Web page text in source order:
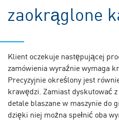
zaokrąglone
Klient oczekuje następującej
zamówienia wyraźnie wymaga
Precyzyjnie określony jest
krawędzi. Zamiast dyskutować
detale blaszane w maszynie do
dzięki niej można spełnić oba